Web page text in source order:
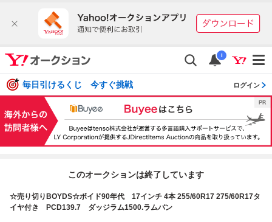
i
毎日引けるくじ 今すぐ挑戦 ログイン
このオークションは終了しています
☆売り切りBOYDS☆ボイド90年代 17インチ 4本 255/60R17 275/60R17タ
イヤ付き PCD139.7 ダッジラム1500.ラムバン